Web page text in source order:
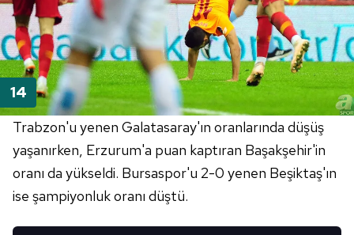
Trabzon'u yenen Galatasaray'ın oranlarında düşüş
yaşanırken, Erzurum'a puan kaptıran Başakşehir'in
oranı da yükseldi. Bursaspor'u 2-0 yenen Beşiktaş'ın
ise şampiyonluk oranı düştü.